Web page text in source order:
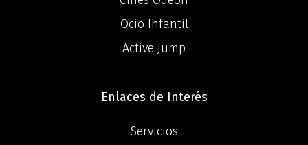
Ocio Infantil
Active Jump
Enlaces de Interés
Servicios